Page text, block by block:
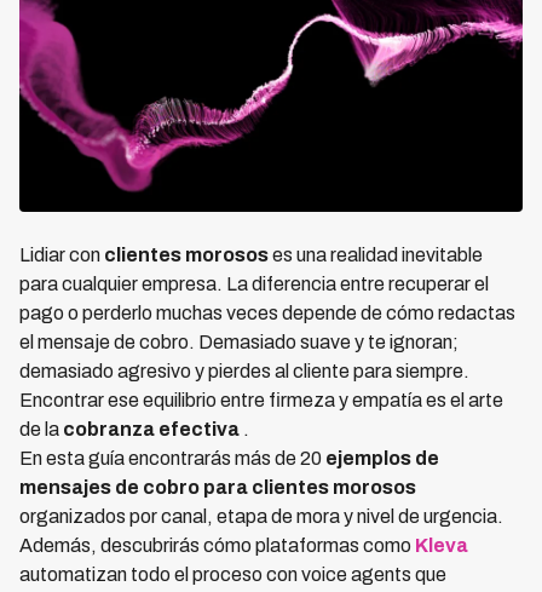
Lidiar con clientes morososes una realidad inevitable
para cualquier empresa. La diferencia entre recuperar el
pago o perderlo muchas veces depende de cómo redactas
el mensaje de cobro. Demasiado suave y te ignoran;
demasiado agresivo y pierdes al cliente para siempre.
Encontrar ese equilibrio entre firmeza y empatía es el arte
de la cobranza efectiva .
En esta guía encontrarás más de 20 ejemplos de
mensajes de cobro para clientes morosos
organizados por canal, etapa de mora y nivel de urgencia.
Además, descubrirás cómo plataformas como Kleva
automatizan todo el proceso con voice agents que